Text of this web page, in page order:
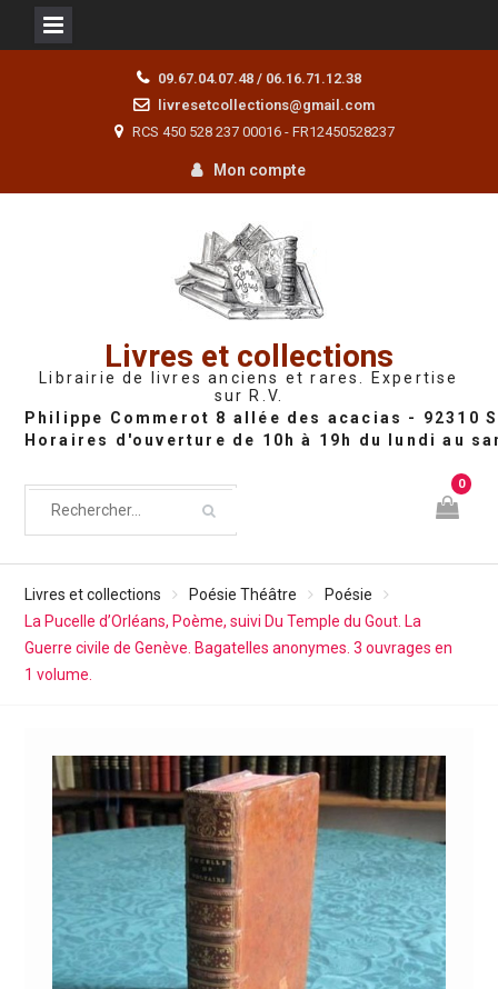
09.67.04.07.48 / 06.16.71.12.38
livresetcollections@gmail.com
RCS 450 528 237 00016 - FR12450528237
Mon compte
Livres et collections
Librairie de livres anciens et rares. Expertise
sur R.V.
0
Livres et collections Poésie Théâtre
Poésie
La Pucelle d’Orléans, Poème, suivi Du Temple du Gout. La
Guerre civile de Genève. Bagatelles anonymes. 3 ouvrages en
1 volume.